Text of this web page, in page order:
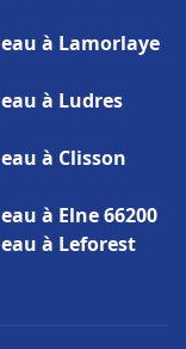
à Lamorlaye
à Ludres
à Clisson
à Elne 66200
à Leforest